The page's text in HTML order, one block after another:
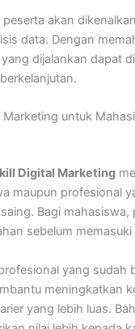
akan
data. Dengan
dijalankan dapat
Marketing untuk
Digital Marketing
maupun profesional
Bagi mahasiswa,
sebelum memasuki
yang sudah
meningkatkan
yang lebih luas.